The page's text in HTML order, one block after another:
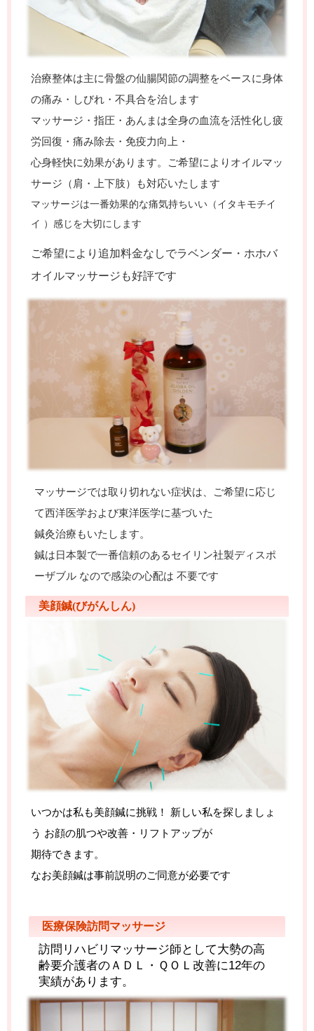
治療整体は主に骨盤の仙腸関節の調整をベースに身体
の痛み・しびれ・不具合を治します
マッサージ・指圧・あんまは全身の血流を活性化し疲
労回復・痛み除去・免疫力向上・
心身軽快に効果があります。ご希望によりオイルマッ
サージ（肩・上下肢）も対応いたします
マッサージは一番効果的な痛気持ちいい（イタキモチイ
イ ）感じを大切にします
ご希望により追加料金なしでラベンダー・ホホバ
オイルマッサージも好評です
マッサージでは取り切れない症状は、ご希望に応じ
て西洋医学および東洋医学に基づいた
鍼灸治療もいたします。
鍼は日本製で一番信頼のあるセイリン社製ディスポ
ーザブル なので感染の心配は 不要です
美顔鍼(びがんしん)
いつかは私も美顔鍼に挑戦！ 新しい私を探しましょ
う お顔の肌つや改善・リフトアップが
期待できます。
なお美顔鍼は事前説明のご同意が必要です
医療保険訪問マッサージ
訪問リハビリマッサージ師として大勢の高
齢要介護者のＡＤＬ・ＱＯＬ改善に12年の
実績があります。